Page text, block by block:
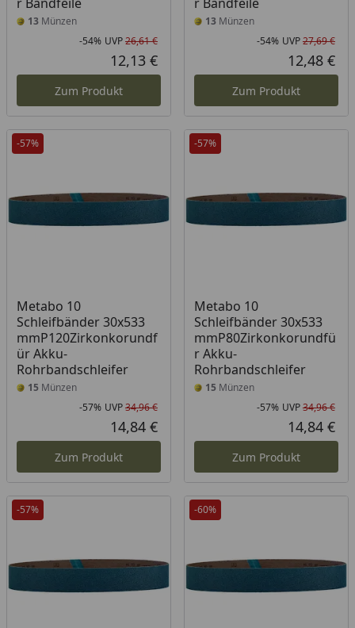
13 Münzen
Rabatt in Prozent
-54%
Ursprünglicher Preis
UVP26,61 €
Aktueller Preis
12,13 €
Zum Produkt
13Münzen
-54% UVP27,69 €
12,48 €
Zum Produkt
-57%
Metabo 10
Schleifbänder 30x533
mmP120Zirkonkorundf
ür Akku-
Rohrbandschleifer
15 Münzen
Rabatt in Prozent
-57%
Ursprünglicher Preis
UVP34,96 €
Aktueller Preis
14,84 €
Zum Produkt
-57%
Metabo 10
Schleifbänder 30x533
mmP80Zirkonkorundfü
r Akku-
Rohrbandschleifer
15 Münzen
-57% UVP34,96 €
14,84 €
Zum Produkt
-57% -60%